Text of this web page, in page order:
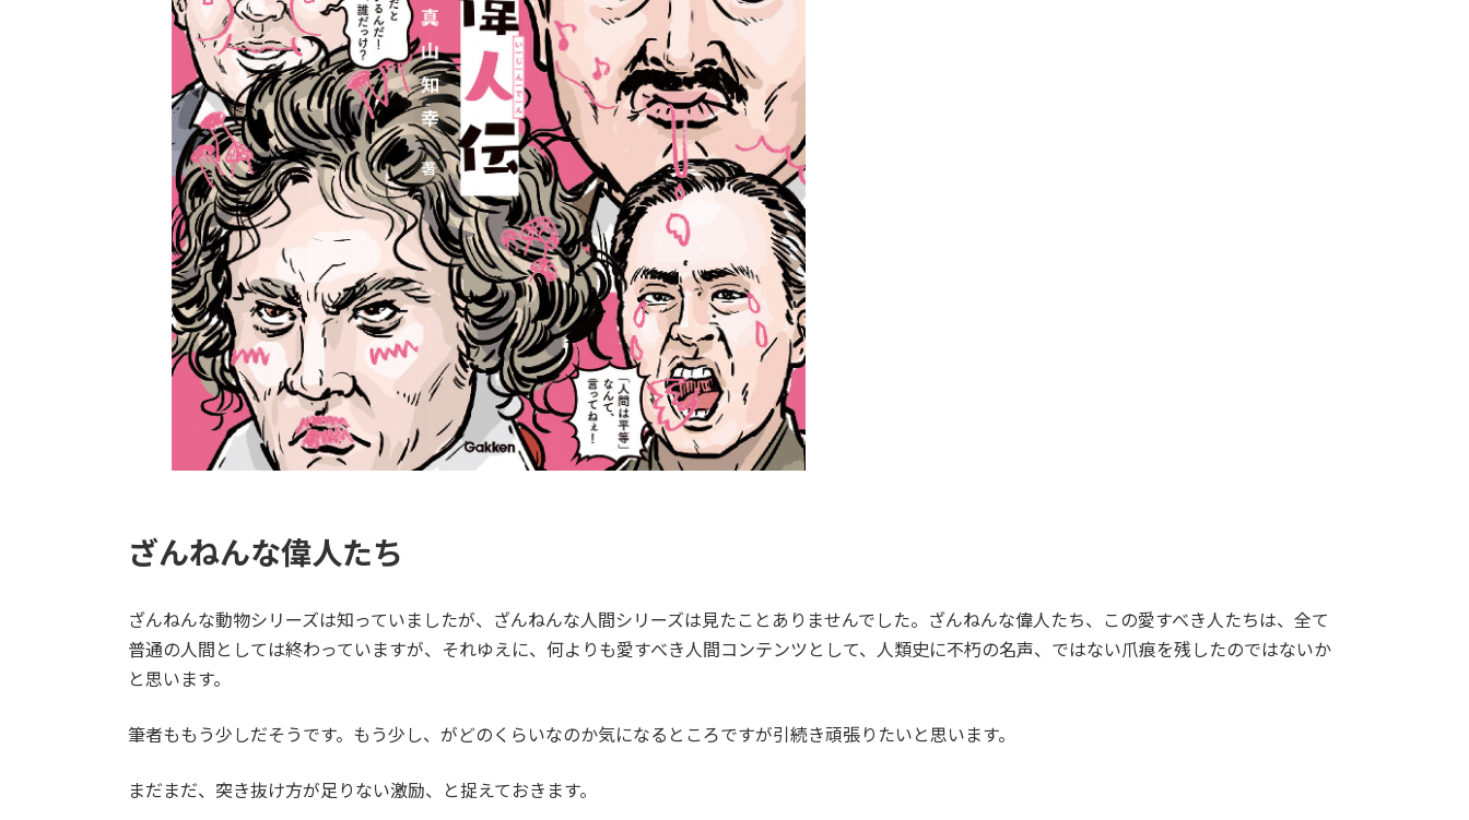
ざんねんな偉人たち
ざんねんな動物シリーズは知っていましたが、ざんねんな人間シリーズは見たことありませんでした。ざんねんな偉人たち、この愛すべき人たちは、全て
普通の人間としては終わっていますが、それゆえに、何よりも愛すべき人間コンテンツとして、人類史に不朽の名声、ではない爪痕を残したのではないか
と思います。
筆者ももう少しだそうです。もう少し、がどのくらいなのか気になるところですが引続き頑張りたいと思います。
まだまだ、突き抜け方が足りない激励、と捉えておきます。